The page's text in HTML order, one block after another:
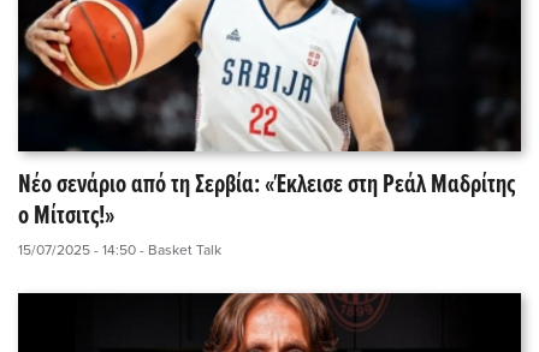
Νέο σενάριο από τη Σερβία: «Έκλεισε στη Ρεάλ Μαδρίτης
ο Μίτσιτς!»
15/07/2025 - 14:50 - Basket Talk